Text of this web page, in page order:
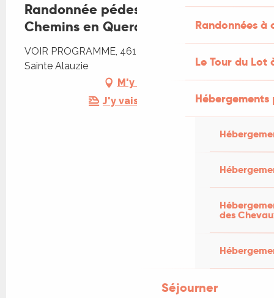
Randonnées
Le Tour du Lot
des
Séjourner
Randonnée pédestre avec
Chemins en Quercy
VOIR PROGRAMME, 46170 Castelnau Montratier-
Sainte Alauzie
M'y rendre
J'y vais en train !